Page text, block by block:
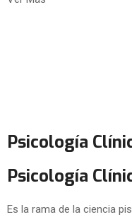
Psicología
Psicología
Es la rama de la ciencia